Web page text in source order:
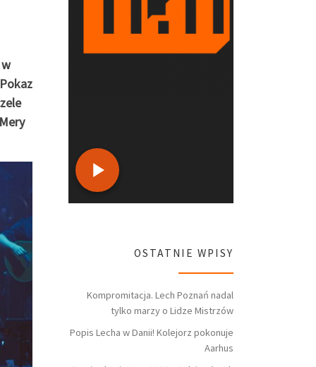
OSTATNIE WPISY
Kompromitacja. Lech Poznań nadal
tylko marzy o Lidze Mistrzów
Popis Lecha w Danii! Kolejorz pokonuje
Aarhus